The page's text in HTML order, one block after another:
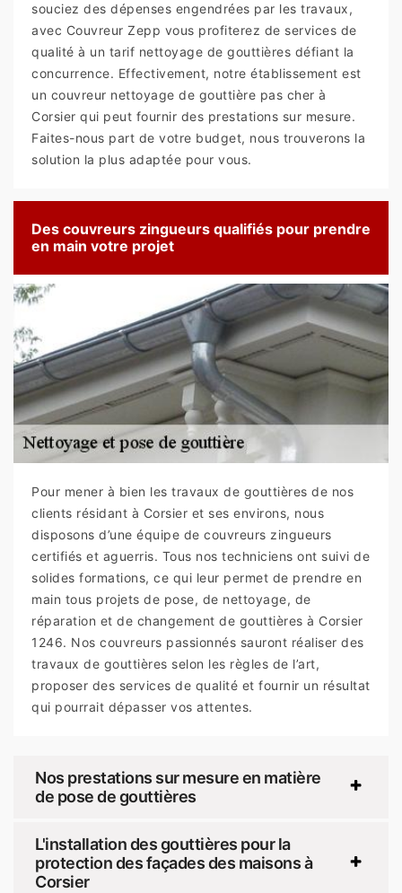
souciez des dépenses engendrées par les travaux,
avec Couvreur Zepp vous profiterez de services de
qualité à un tarif nettoyage de gouttières défiant la
concurrence. Effectivement, notre établissement est
un couvreur nettoyage de gouttière pas cher à
Corsier qui peut fournir des prestations sur mesure.
Faites-nous part de votre budget, nous trouverons la
solution la plus adaptée pour vous.
Des couvreurs zingueurs qualifiés pour prendre
en main votre projet
Pour mener à bien les travaux de gouttières de nos
clients résidant à Corsier et ses environs, nous
disposons d’une équipe de couvreurs zingueurs
certifiés et aguerris. Tous nos techniciens ont suivi de
solides formations, ce qui leur permet de prendre en
main tous projets de pose, de nettoyage, de
réparation et de changement de gouttières à Corsier
1246. Nos couvreurs passionnés sauront réaliser des
travaux de gouttières selon les règles de l’art,
proposer des services de qualité et fournir un résultat
qui pourrait dépasser vos attentes.
Nos prestations sur mesure en matière
de pose de gouttières
L'installation des gouttières pour la
protection des façades des maisons à
Corsier